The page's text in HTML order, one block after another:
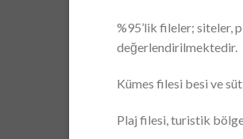
%95’lik fileler; siteler,
değerlendirilmektedir.
Kümes filesi besi ve
Plaj filesi, turistik